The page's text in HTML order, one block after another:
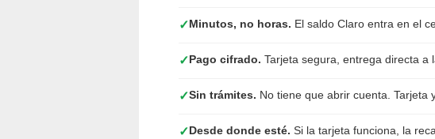
✓Minutos, no horas. El saldo Claro entra en el
✓Pago cifrado. Tarjeta segura, entrega directa a
✓Sin trámites. No tiene que abrir cuenta. Tarjeta
✓Desde donde esté. Si la tarjeta funciona, la